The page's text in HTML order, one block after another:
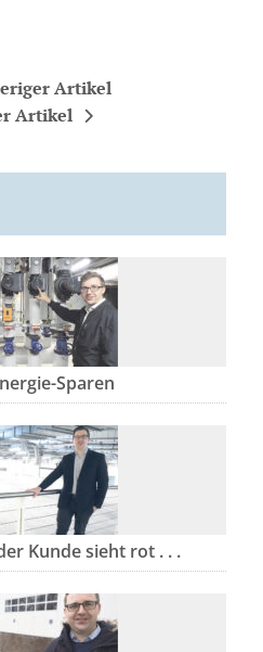
Artikel
Artikel
Sparen
Kunde sieht rot . . .